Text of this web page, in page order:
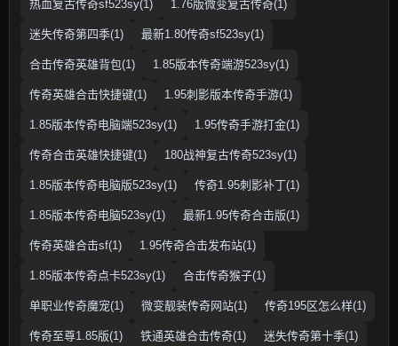
热血复古传奇sf523sy(1) 1.76版微变复古传奇(1)
迷失传奇第四季(1) 最新1.80传奇sf523sy(1)
合击传奇英雄背包(1) 1.85版本传奇端游523sy(1)
传奇英雄合击快捷键(1) 1.95刺影版本传奇手游(1)
1.85版本传奇电脑端523sy(1) 1.95传奇手游打金(1)
传奇合击英雄快捷键(1) 180战神复古传奇523sy(1)
1.85版本传奇电脑版523sy(1) 传奇1.95刺影补丁(1)
1.85版本传奇电脑523sy(1) 最新1.95传奇合击版(1)
传奇英雄合击sf(1) 1.95传奇合击发布站(1)
1.85版本传奇点卡523sy(1) 合击传奇猴子(1)
单职业传奇魔宠(1) 微变靓装传奇网站(1) 传奇195区怎么样(1)
传奇至尊1.85版(1) 铁通英雄合击传奇(1) 迷失传奇第十季(1)